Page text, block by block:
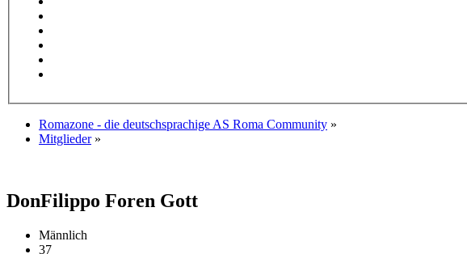
Romazone - die deutschsprachige AS Roma Community »
Mitglieder »
DonFilippo Foren Gott
Männlich
37